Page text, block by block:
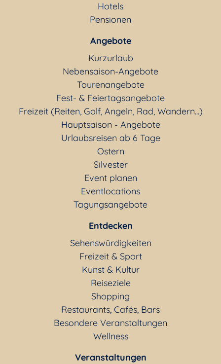
Hotels
Pensionen
Angebote
Kurzurlaub
Nebensaison-Angebote
Tourenangebote
Fest- & Feiertagsangebote
Freizeit (Reiten, Golf, Angeln, Rad, Wandern...)
Hauptsaison - Angebote
Urlaubsreisen ab 6 Tage
Ostern
Silvester
Event planen
Eventlocations
Tagungsangebote
Entdecken
Sehenswürdigkeiten
Freizeit & Sport
Kunst & Kultur
Reiseziele
Shopping
Restaurants, Cafés, Bars
Besondere Veranstaltungen
Wellness
Veranstaltungen